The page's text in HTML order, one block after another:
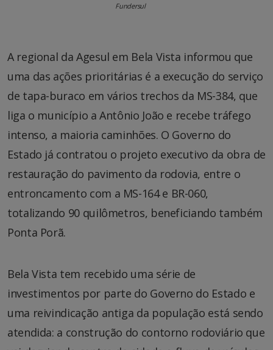
Fundersul
A regional da Agesul em Bela Vista informou que
uma das ações prioritárias é a execução do serviço
de tapa-buraco em vários trechos da MS-384, que
liga o município a Antônio João e recebe tráfego
intenso, a maioria caminhões. O Governo do
Estado já contratou o projeto executivo da obra de
restauração do pavimento da rodovia, entre o
entroncamento com a MS-164 e BR-060,
totalizando 90 quilômetros, beneficiando também
Ponta Porã.
Bela Vista tem recebido uma série de
investimentos por parte do Governo do Estado e
uma reivindicação antiga da população está sendo
atendida: a construção do contorno rodoviário que